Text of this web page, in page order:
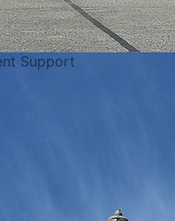
Support